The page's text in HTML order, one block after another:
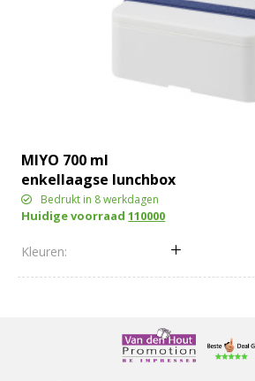
MIYO 700 ml
enkellaagse lunchbox
Bedrukt in 8 werkdagen
Huidige voorraad110000